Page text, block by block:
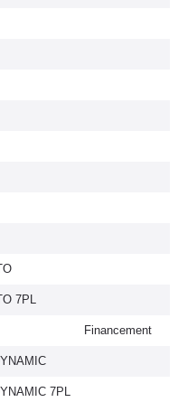
7PL
Financement
7PL